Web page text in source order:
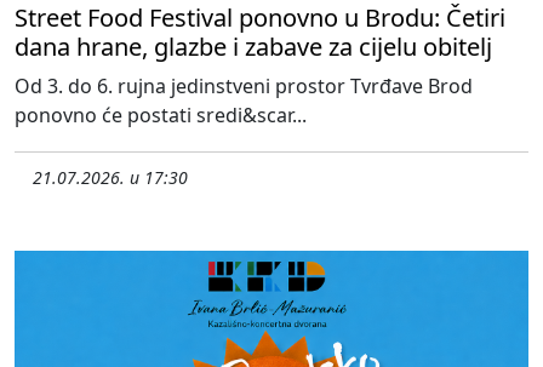
Street Food Festival ponovno u Brodu: Četiri
dana hrane, glazbe i zabave za cijelu obitelj
Od 3. do 6. rujna jedinstveni prostor Tvrđave Brod
ponovno će postati sredi&scar...
21.07.2026. u 17:30